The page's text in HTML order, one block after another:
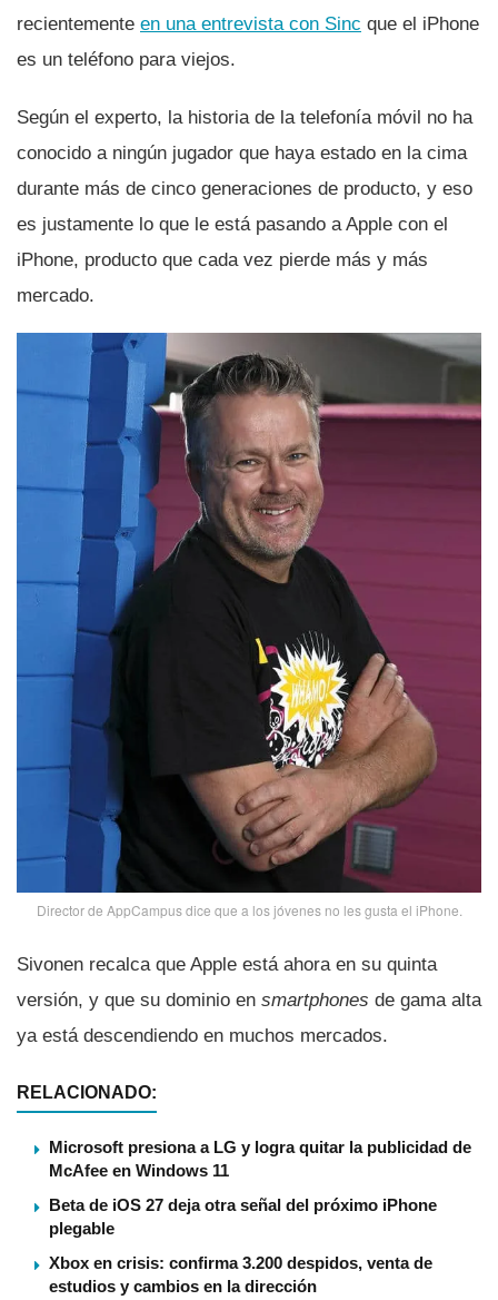
recientemente en una entrevista con Sinc que el iPhone
es un teléfono para viejos.
Según el experto, la historia de la telefoní­a móvil no ha
conocido a ningún jugador que haya estado en la cima
durante más de cinco generaciones de producto, y eso
es justamente lo que le está pasando a Apple con el
iPhone, producto que cada vez pierde más y más
mercado.
Director de AppCampus dice que a los jóvenes no les gusta el iPhone.
Sivonen recalca que Apple está ahora en su quinta
versión, y que su dominio en smartphones de gama alta
ya está descendiendo en muchos mercados.
RELACIONADO:
Microsoft presiona a LG y logra quitar la publicidad de
McAfee en Windows 11
Beta de iOS 27 deja otra señal del próximo iPhone
plegable
Xbox en crisis: confirma 3.200 despidos, venta de
estudios y cambios en la dirección